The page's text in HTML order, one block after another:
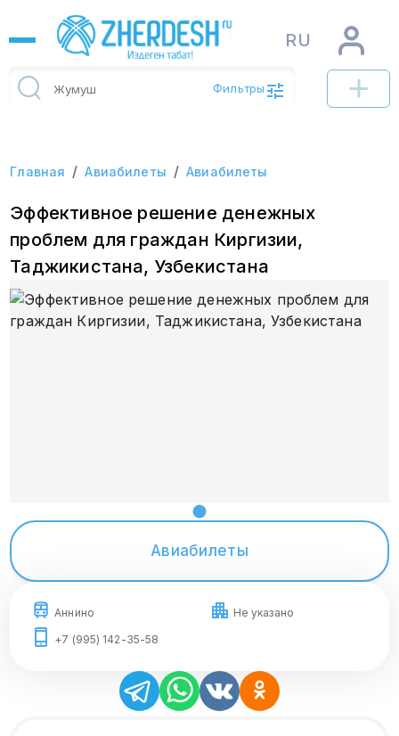
RU
Фильтры
Главная / Авиабилеты / Авиабилеты
Эффективное решение денежных
проблем для граждан Киргизии,
Таджикистана, Узбекистана
Авиабилеты
Аннино
Не указано
+7 (995) 142-35-58